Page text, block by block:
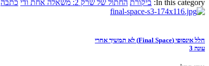
In this category: ביקורת החתול של שרק 2: משאלה אחת ודי כתבה
חלל אינסופי (Final Space) לא תמשיך אחרי
עונה 3